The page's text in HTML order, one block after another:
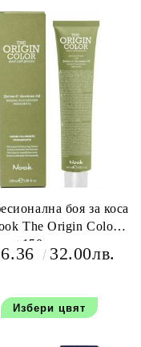
боя за коса
The Origin Color
+150 мл окислител
32.00лв.
Избери цвят